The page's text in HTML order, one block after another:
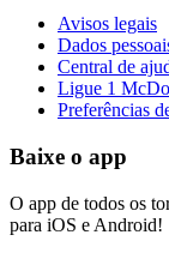
Avisos legais
Dados
Central de
Ligue 1
Preferências
Baixe o app
O app de todos os
para iOS e Android!